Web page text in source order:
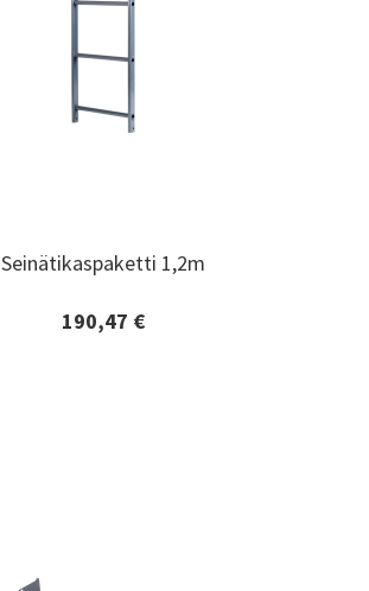
Seinätikaspaketti 1,2m
190,47 €
Seinätikaspaketti 1,2m
Lisätiedot ja tilaaminen